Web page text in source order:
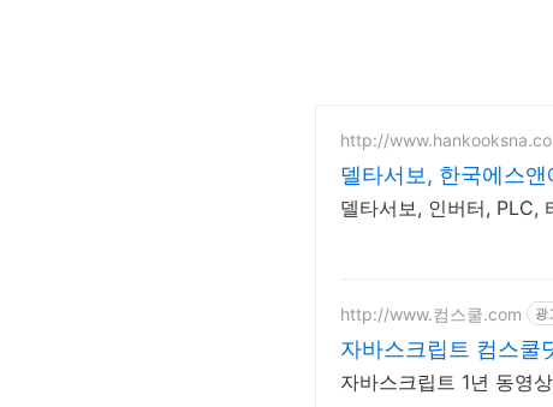
http://
델타서보, 한국에스앤
델타서보, 인버터, PLC,
http://www.컴스쿨.com 광
자바스크립트 컴스쿨
자바스크립트 1년 동영